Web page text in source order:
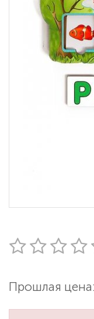
Прошлая цена: